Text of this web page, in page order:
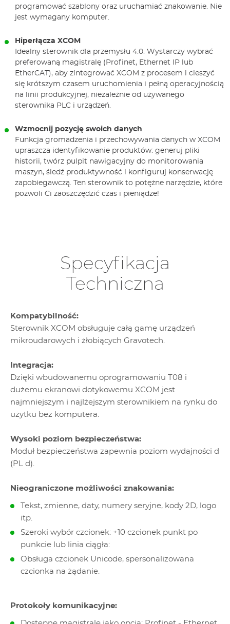
programować szablony oraz uruchamiać znakowanie. Nie
jest wymagany komputer.
Hiperłącza XCOM
Idealny sterownik dla przemysłu 4.0. Wystarczy wybrać
preferowaną magistralę (Profinet, Ethernet IP lub
EtherCAT), aby zintegrować XCOM z procesem i cieszyć
się krótszym czasem uruchomienia i pełną operacyjnością
na linii produkcyjnej, niezależnie od używanego
sterownika PLC i urządzeń.
Wzmocnij pozycję swoich danych
Funkcja gromadzenia i przechowywania danych w XCOM
upraszcza identyfikowanie produktów: generuj pliki
historii, twórz pulpit nawigacyjny do monitorowania
maszyn, śledź produktywność i konfiguruj konserwację
zapobiegawczą. Ten sterownik to potężne narzędzie, które
pozwoli Ci zaoszczędzić czas i pieniądze!
Specyfikacja
Techniczna
Kompatybilność:
Sterownik XCOM obsługuje całą gamę urządzeń
mikroudarowych i żłobiących Gravotech.
Integracja:
Dzięki wbudowanemu oprogramowaniu T08 i
dużemu ekranowi dotykowemu XCOM jest
najmniejszym i najlżejszym sterownikiem na rynku do
użytku bez komputera.
Wysoki poziom bezpieczeństwa:
Moduł bezpieczeństwa zapewnia poziom wydajności d
(PL d).
Nieograniczone możliwości znakowania:
Tekst, zmienne, daty, numery seryjne, kody 2D, logo
itp.
Szeroki wybór czcionek: +10 czcionek punkt po
punkcie lub linia ciągła:
Obsługa czcionek Unicode, spersonalizowana
czcionka na żądanie.
Protokoły komunikacyjne: